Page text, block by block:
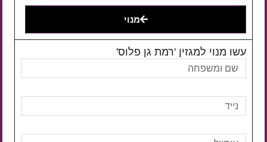
מנוי
עשו מנוי למגזין 'רמת גן פלוס'